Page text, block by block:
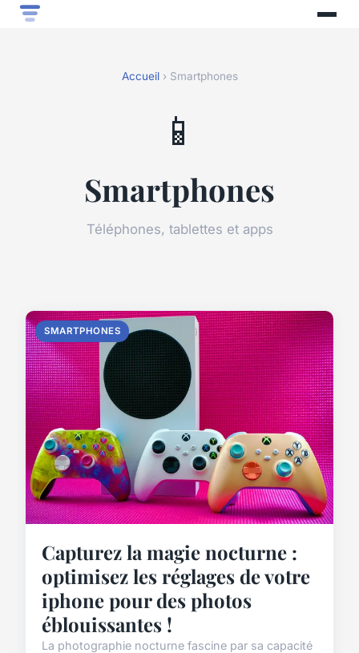
Accueil› Smartphones
📱
Smartphones
Téléphones, tablettes et apps
SMARTPHONES
Capturez la magie nocturne :
optimisez les réglages de votre
iphone pour des photos
éblouissantes !
La photographie nocturne fascine par sa capacité